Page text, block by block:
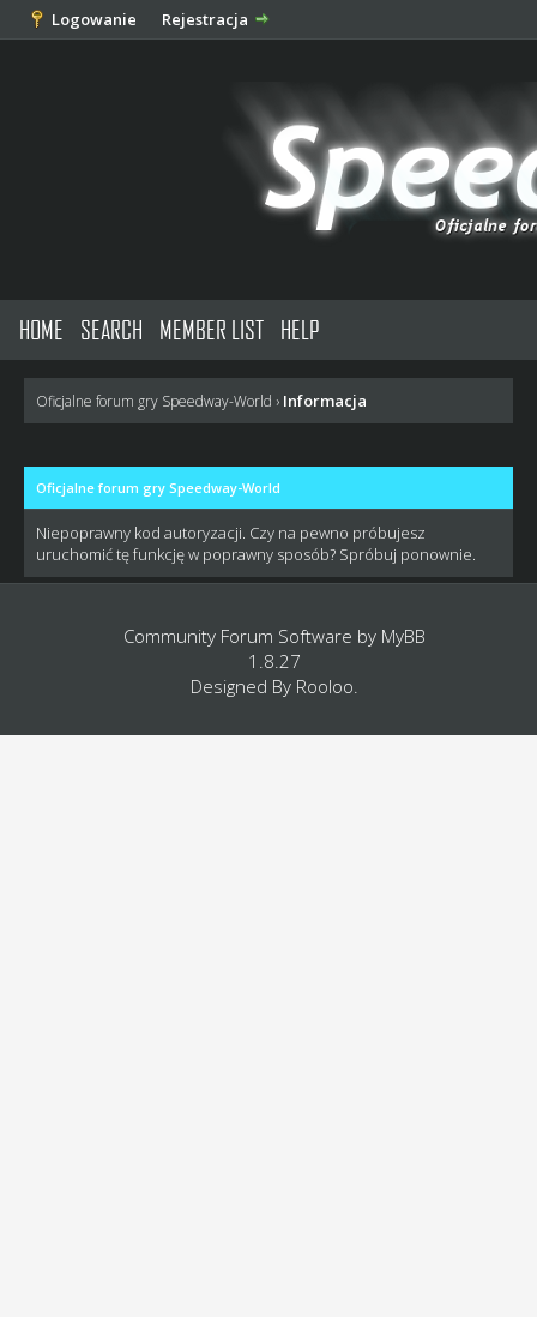
Logowanie Rejestracja
HOME SEARCH MEMBER LIST HELP
Oficjalne forum gry Speedway-World › Informacja
Oficjalne forum gry Speedway-World
Niepoprawny kod autoryzacji. Czy na pewno próbujesz
uruchomić tę funkcję w poprawny sposób? Spróbuj ponownie.
Community Forum Software by MyBB
1.8.27
Designed By Rooloo.